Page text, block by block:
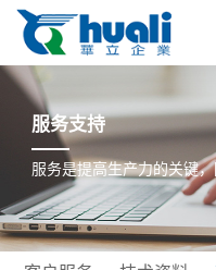
服务支持
服务是提高生产力的关键